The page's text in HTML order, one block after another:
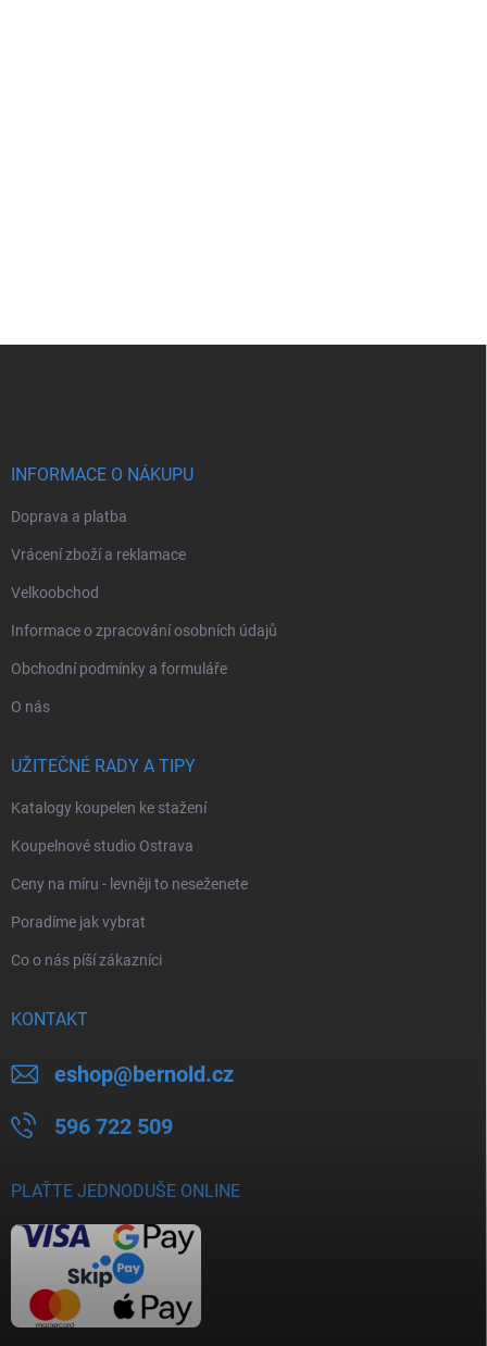
INFORMACE O NÁKUPU
Doprava a platba
Vrácení zboží a reklamace
Velkoobchod
Informace o zpracování osobních údajů
Obchodní podmínky a formuláře
O nás
UŽITEČNÉ RADY A TIPY
Katalogy koupelen ke stažení
Koupelnové studio Ostrava
Ceny na míru - levněji to neseženete
Poradíme jak vybrat
Co o nás píší zákazníci
KONTAKT
eshop@bernold.cz
596 722 509
PLAŤTE JEDNODUŠE ONLINE